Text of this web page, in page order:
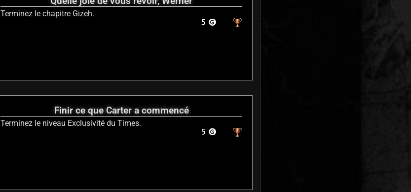
Terminez le chapitre Gizeh.
Finir ce que Carter a commencé
Terminez le niveau Exclusivité du Times.